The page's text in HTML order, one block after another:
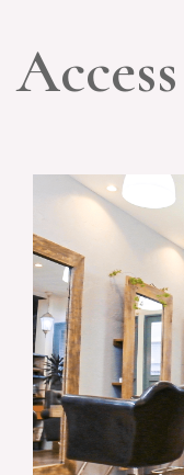
Access